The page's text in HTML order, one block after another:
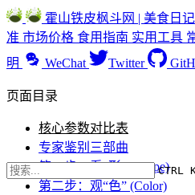
霍山铁皮枫斗网 | 美食日
准 市场价格 食用指南 实用工具
明
WeChat Twitter
CTRL
页面目录
核心参数对比表
专家鉴别三部曲
第一步：看“形” (Shape)
第二步：观“色” (Color)